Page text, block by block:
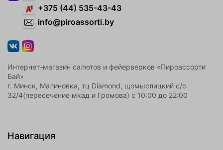
+375 (44) 535-43-43
info@piroassorti.by
Интернет-магазин салютов и фейерверков «Пироассорти
Бай»
г. Минск, Малиновка, тц Diamond, щомыслицкий с/с
32/4(пересечение мкад и Громова) с 10:00 до 22:00
Навигация